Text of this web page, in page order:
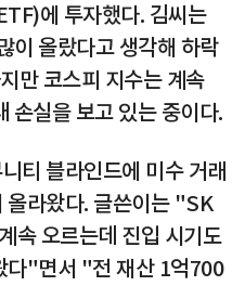
에 투자했다. 김씨는
이 올랐다고 생각해 하락
만 코스피 지수는 계속
손실을 보고 있는 중이다.
티 블라인드에 미수 거래
올라왔다. 글쓴이는 "SK
속 오르는데 진입 시기도
다"면서 "전 재산 1억700